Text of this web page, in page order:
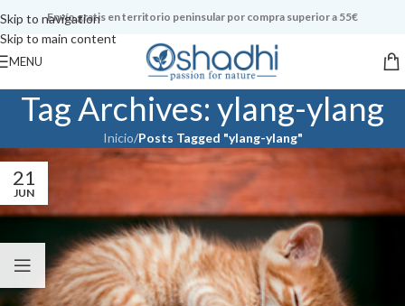
Skip to navigation
Skip to main content
Envío gratis en territorio peninsular por compra superior a 55€
MENU
Tag Archives: ylang-ylang
Inicio/Posts Tagged "ylang-ylang"
21
JUN